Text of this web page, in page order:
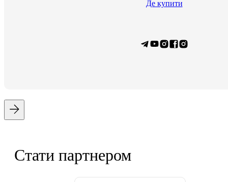
Де купити
Стати партнером